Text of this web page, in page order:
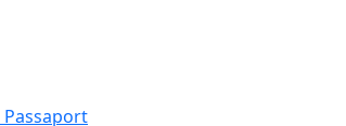
Passaport